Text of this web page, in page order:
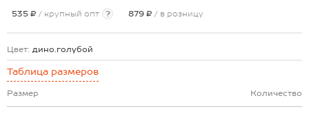
535 ₽ / крупный опт ? 879 ₽ / в розницу
Цвет: дино.голубой
Таблица размеров
Размер Количество